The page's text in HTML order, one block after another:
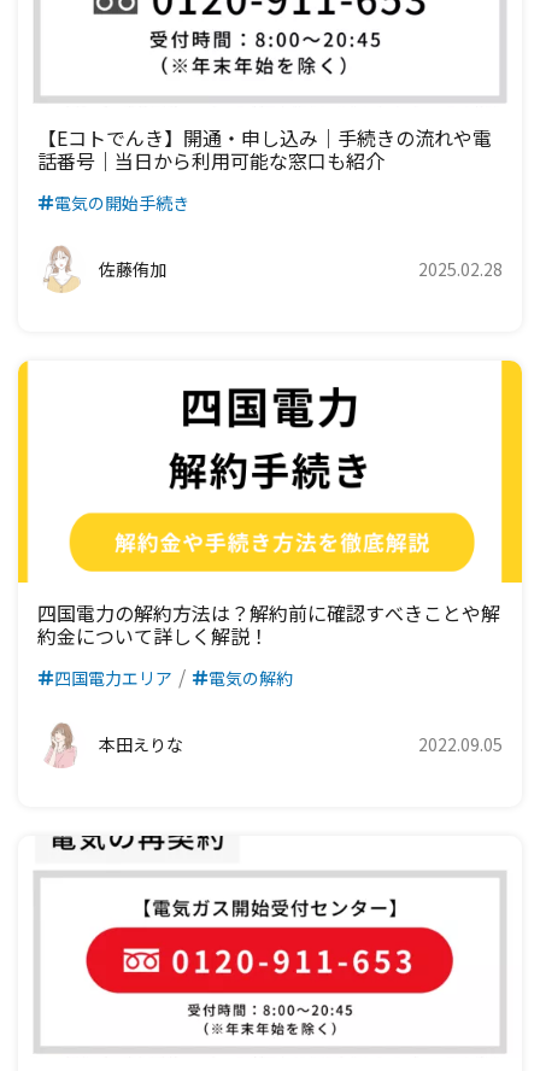
【eコトでんき】開通・申し込み｜手続きの流れや電
話番号｜当日から利用可能な窓口も紹介
電気の開始手続き
佐藤侑加 2025.02.28
四国電力の解約方法は？解約前に確認すべきことや解
約金について詳しく解説！
四国電力エリア 電気の解約
本田えりな 2022.09.05